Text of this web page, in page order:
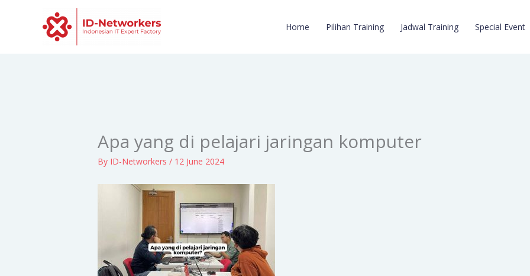
Home Pilihan Training Jadwal Training Special Event
Apa yang di pelajari jaringan komputer
By ID-Networkers/ 12 June 2024